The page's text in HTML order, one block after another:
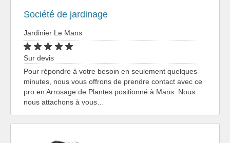
Société de jardinage
Jardinier Le Mans
Sur devis
Pour répondre à votre besoin en seulement quelques
minutes, nous vous offrons de prendre contact avec ce
pro en Arrosage de Plantes positionné à Mans. Nous
nous attachons à vous…